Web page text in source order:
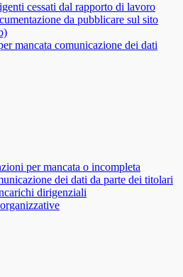
cessati dal rapporto di lavoro
da pubblicare sul sito
mancata comunicazione dei dati
per mancata o incompleta
dei dati da parte dei titolari
dirigenziali